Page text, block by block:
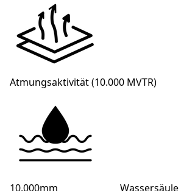
Atmungsaktivität (10.000 MVTR)
10.000mm Wassersäule